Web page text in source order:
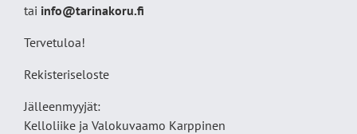
tai info@tarinakoru.fi
Tervetuloa!
Rekisteriseloste
Jälleenmyyjät:
Kelloliike ja Valokuvaamo Karppinen